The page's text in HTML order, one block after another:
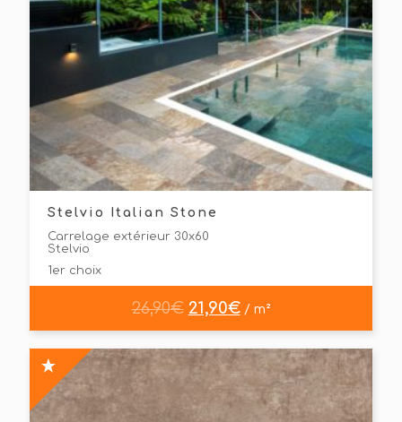
Stelvio Italian Stone
Carrelage extérieur 30x60
Stelvio
1er choix
26,90€ 21,90€/ m²